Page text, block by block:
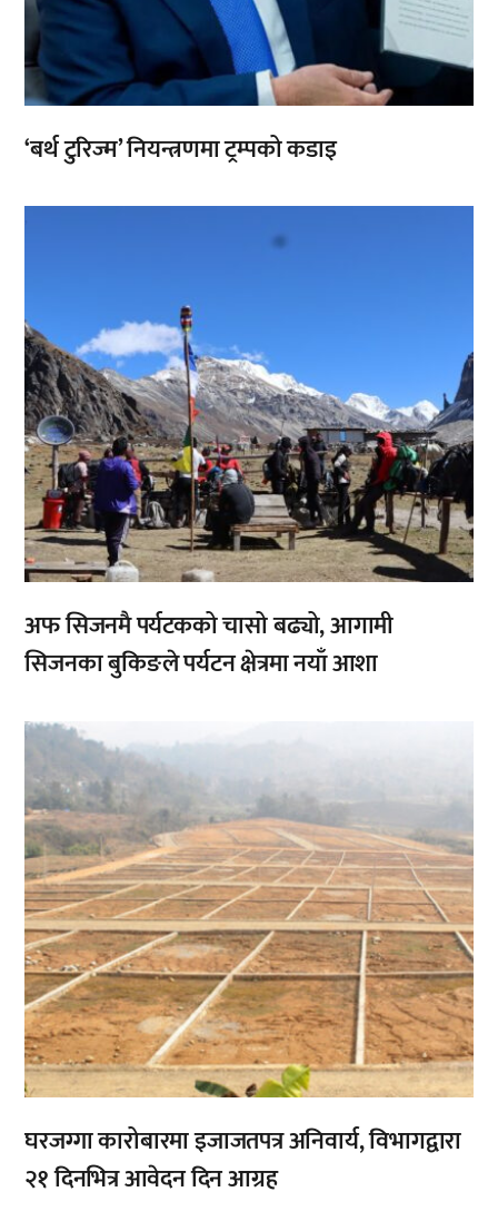
‘बर्थ टुरिज्म’ नियन्त्रणमा ट्रम्पको कडाइ
अफ सिजनमै पर्यटकको चासो बढ्यो, आगामी
सिजनका बुकिङले पर्यटन क्षेत्रमा नयाँ आशा
,
घरजग्गा कारोबारमा इजाजतपत्र अनिवार्य, विभागद्वारा
२१ दिनभित्र आवेदन दिन आग्रह